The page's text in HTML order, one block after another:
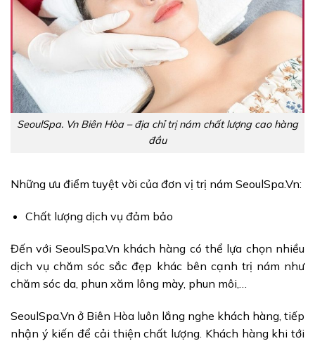
SeoulSpa. Vn Biên Hòa – địa chỉ trị nám chất lượng cao hàng
đầu
Những ưu điểm tuyệt vời của đơn vị trị nám SeoulSpa.Vn:
Chất lượng dịch vụ đảm bảo
Đến với SeoulSpa.Vn khách hàng có thể lựa chọn nhiều
dịch vụ chăm sóc sắc đẹp khác bên cạnh trị nám như
chăm sóc da, phun xăm lông mày, phun môi,…
SeoulSpa.Vn ở Biên Hòa luôn lắng nghe khách hàng, tiếp
nhận ý kiến để cải thiện chất lượng. Khách hàng khi tới